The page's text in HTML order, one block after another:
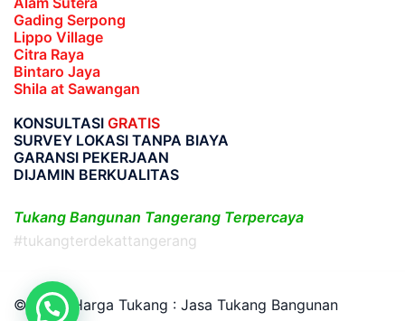
Gading Serpong
Lippo Village
Citra Raya
Bintaro Jaya
Shila at Sawangan
KONSULTASI GRATIS
SURVEY LOKASI TANPA BIAYA
GARANSI PEKERJAAN
DIJAMIN BERKUALITAS
Tukang Bangunan Tangerang Terpercaya
#tukangterdekattangerang
© 2026 Harga Tukang : Jasa Tukang Bangunan